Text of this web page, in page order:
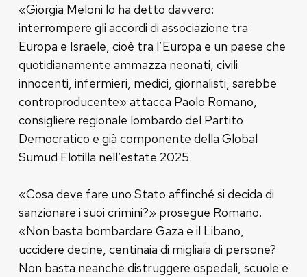
«Giorgia Meloni lo ha detto davvero:
interrompere gli accordi di associazione tra
Europa e Israele, cioè tra l’Europa e un paese che
quotidianamente ammazza neonati, civili
innocenti, infermieri, medici, giornalisti, sarebbe
controproducente» attacca Paolo Romano,
consigliere regionale lombardo del Partito
Democratico e già componente della Global
Sumud Flotilla nell’estate 2025.
«Cosa deve fare uno Stato affinché si decida di
sanzionare i suoi crimini?» prosegue Romano.
«Non basta bombardare Gaza e il Libano,
uccidere decine, centinaia di migliaia di persone?
Non basta neanche distruggere ospedali, scuole e